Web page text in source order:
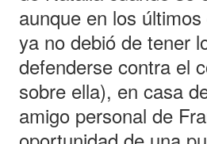
aunque en los
ya no debió de tener
defenderse contra el
sobre ella), en casa
amigo personal de